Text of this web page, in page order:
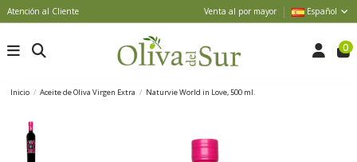
Atención al Cliente Venta al por mayor Español
0
Inicio Aceite de Oliva Virgen Extra Naturvie World in Love, 500 ml.